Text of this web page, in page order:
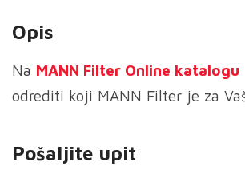
Opis
Na MANN Filter Online katalogu
odrediti koji MANN Filter je za
Pošaljite upit